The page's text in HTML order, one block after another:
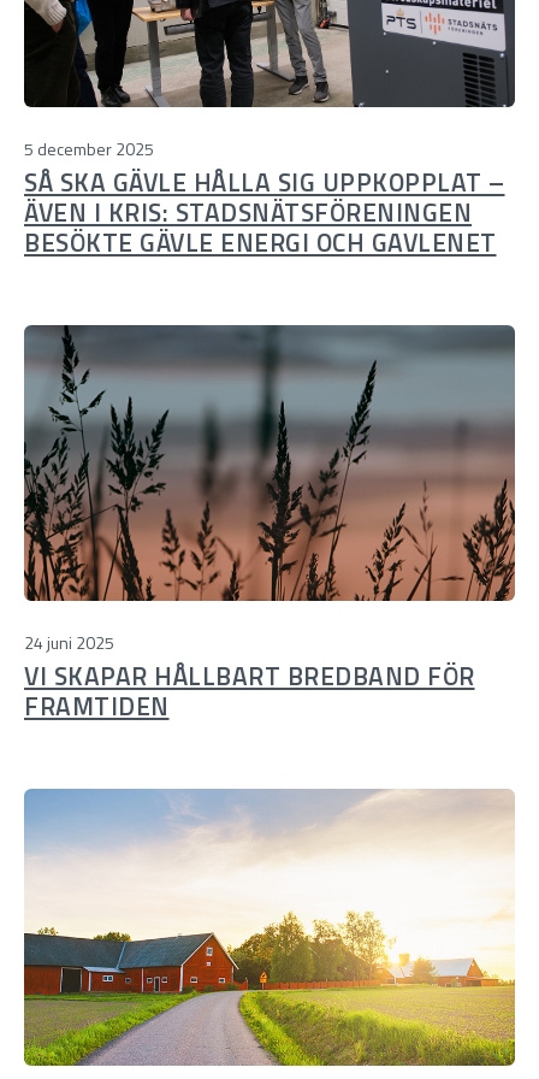
5 december 2025
SÅ SKA GÄVLE HÅLLA SIG UPPKOPPLAT –
ÄVEN I KRIS: STADSNÄTSFÖRENINGEN
BESÖKTE GÄVLE ENERGI OCH GAVLENET
24 juni 2025
VI SKAPAR HÅLLBART BREDBAND FÖR
FRAMTIDEN